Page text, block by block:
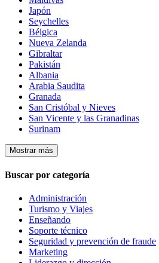
Japón
Seychelles
Bélgica
Nueva Zelanda
Gibraltar
Pakistán
Albania
Arabia Saudita
Granada
San Cristóbal y Nieves
San Vicente y las Granadinas
Surinam
Mostrar más
Buscar por categoría
Administración
Turismo y Viajes
Enseñando
Soporte técnico
Seguridad y prevención de fraude
Marketing